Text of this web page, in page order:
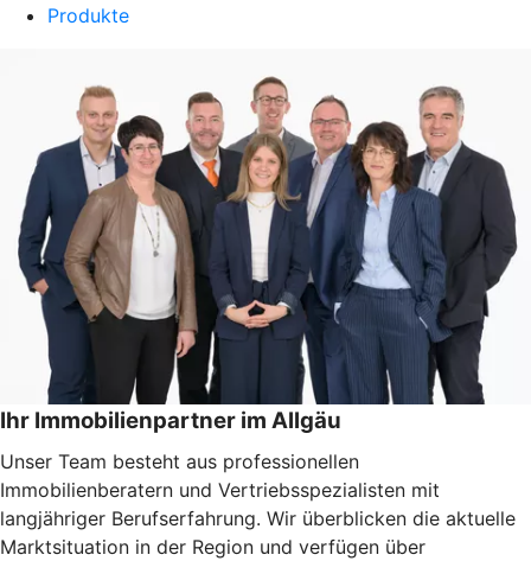
Produkte
Ihr Immobilienpartner im Allgäu
Unser Team besteht aus professionellen
Immobilienberatern und Vertriebsspezialisten mit
langjähriger Berufserfahrung. Wir überblicken die aktuelle
Marktsituation in der Region und verfügen über